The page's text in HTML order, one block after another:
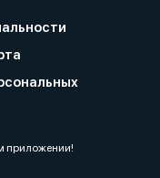
приложении!